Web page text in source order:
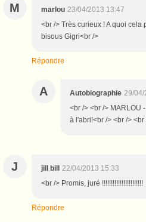
M marlou 23/04/2013 13:47
<br /> Très curieux ! A quoi
bisous Gigri<br />
Répondre
A Autobiographie 29/04/
<br /> <br /> MARLOU
à l'abri!<br /> <br />
J jill bill
22/04/2013 15:33
<br /> Promis, juré
Répondre